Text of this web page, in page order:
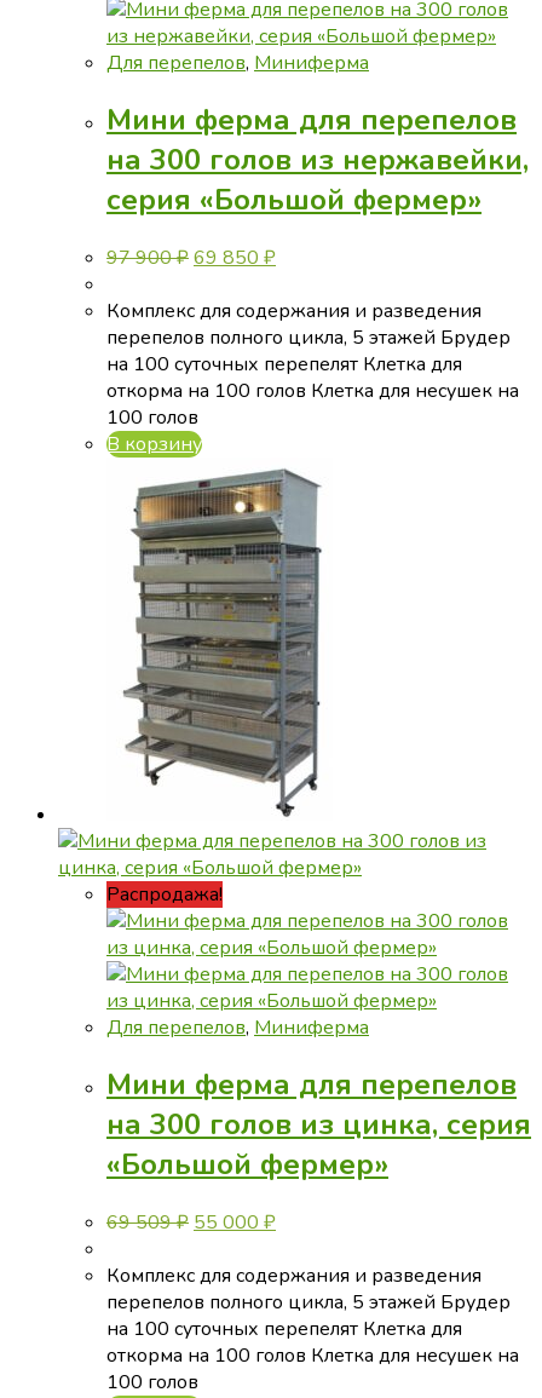
Для перепелов, Миниферма
Мини ферма для перепелов
на 300 голов из нержавейки,
серия «Большой фермер»
97 900₽Первоначальная
составляла
97
900 ₽.
69 850 ₽Текущая
69
850 ₽.
Комплекс для содержания и разведения
перепелов полного цикла, 5 этажей Брудер
на 100 суточных перепелят Клетка для
откорма на 100 голов Клетка для несушек на
100 голов
В корзину
Распродажа!
Для перепелов, Миниферма
Мини ферма для перепелов
на 300 голов из цинка, серия
«Большой фермер»
69 509₽ Первоначальная
составляла
69
509 ₽.
55 000 ₽Текущая
55
000 ₽.
Комплекс для содержания и разведения
перепелов полного цикла, 5 этажей Брудер
на 100 суточных перепелят Клетка для
откорма на 100 голов Клетка для несушек на
100 голов